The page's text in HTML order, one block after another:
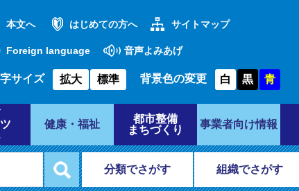
本文へ はじめての方へ サイトマップ
Foreign language 音声よみあげ
サイズ 拡大 標準 背景色の変更 白 黒 青
健康・福祉
都市整備
まちづくり
事業者向け情報
分類でさがす 組織でさがす